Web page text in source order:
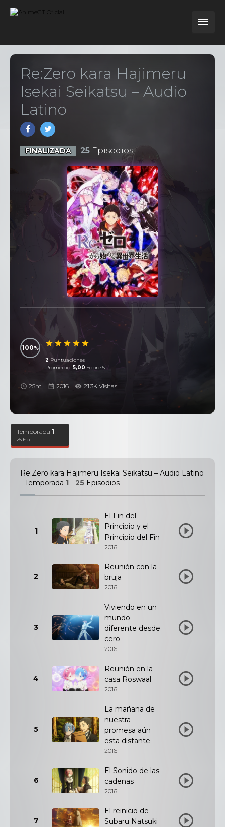
Re:Zero kara Hajimeru
Isekai Seikatsu – Audio
Latino
FINALIZADA 25Episodios
100
2 Puntuaciones
Promedio: 5,00 Sobre 5
25m 2016 21.3K Visitas
Temporada1
25 Ep.
Re:Zero kara Hajimeru Isekai Seikatsu – Audio Latino
- Temporada 1 - 25 Episodios
1
El Fin del
Principio y el
Principio del Fin
2016
2
Reunión con la
bruja
2016
3
Viviendo en un
mundo
diferente desde
cero
2016
4
Reunión en la
casa Roswaal
2016
5
La mañana de
nuestra
promesa aún
esta distante
2016
6
El Sonido de las
cadenas
2016
7
El reinicio de
Subaru Natsuki